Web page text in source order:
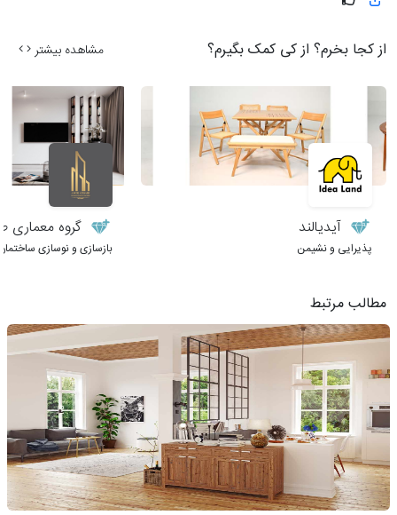
از کجا بخرم؟ از کی کمک بگیرم؟ مشاهده بیشتر
آیدیالند
پذیرایی و نشیمن
گروه معماری
بازسازی و نوسازی
مطالب مرتبط